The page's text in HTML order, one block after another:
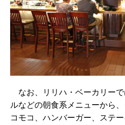
なお、リリハ・ベーカリー
ルなどの朝食系メニューから
コモコ、ハンバーガー、ステ